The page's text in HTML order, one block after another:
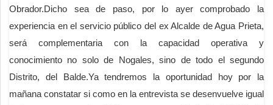
Obrador.Dicho sea de paso, por lo ayer comprobado la
experiencia en el servicio público del ex Alcalde de Agua Prieta,
será complementaria con la capacidad operativa y
conocimiento no solo de Nogales, sino de todo el segundo
Distrito, del Balde.Ya tendremos la oportunidad hoy por la
mañana constatar si como en la entrevista se desenvuelve igual